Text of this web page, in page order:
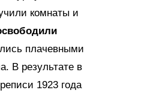
комнаты и
плачевными
В результате в
1923 года